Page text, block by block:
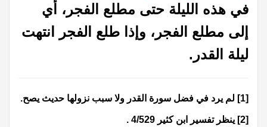
في هذه الليلة حتى مطلع الفجر، أي
إلى مطلع الفجر، وإذا طلع الفجر انتهت
ليلة القدر‏.‏
[1] لم يرد في فضل سورة القدر ولا سبب نزولها حديث يصح.
[2] ينظر تفسير ابن كثير 4/529 .